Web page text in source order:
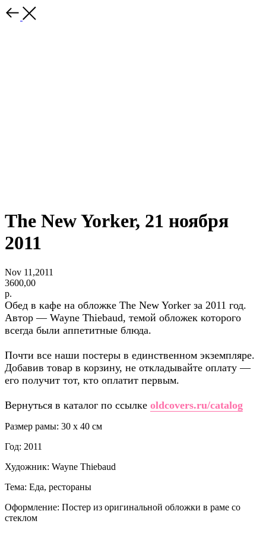
The New Yorker, 21 ноября
2011
Nov 11,2011
3600,00
р.
Обед в кафе на обложке The New Yorker за 2011 год.
Автор — Wayne Thiebaud, темой обложек которого
всегда были аппетитные блюда.
Почти все наши постеры в единственном экземпляре.
Добавив товар в корзину, не откладывайте оплату —
его получит тот, кто оплатит первым.
Вернуться в каталог по ссылке oldcovers.ru/catalog
Размер рамы: 30 x 40 см
Год: 2011
Художник: Wayne Thiebaud
Тема: Еда, рестораны
Оформление: Постер из оригинальной обложки в раме со
стеклом